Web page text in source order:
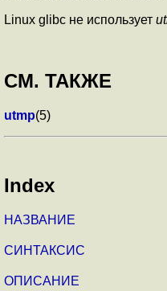
Linux glibc не использует
СМ. ТАКЖЕ
utmp(5)
Index
НАЗВАНИЕ
СИНТАКСИС
ОПИСАНИЕ